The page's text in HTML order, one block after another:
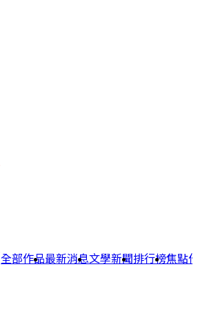
全部作品最新消息文學新聞排行榜焦點